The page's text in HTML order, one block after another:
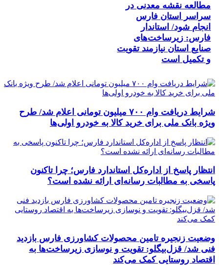
مطالعه نقشه معدنی در
سراسر استان فارس
انجام شود/ استاندار
فارس: زیرساخت‌های
صنایع استان نیازمند تقویت
و تکمیل است
شرایط دریافت وام ۷۰۰ میلیون تومانی اعلام شد/ طرح
ویژه بانک ملی برای خرید کالا به خودرو اولی‌ها
انتظار پاسخ از اداره‌کل استاندارد فارس؛ چرا تاکنون
پاسخی به مطالبات رسانه‌ای ارائه نشده است؟
وضعیت زنجیره تامین محصولات کشاورزی فارس بازدید
فنی شد/ قزل‌بیگلو: تقویت و نوسازی زیرساخت‌ها به
اقتصاد روستایی کمک می‌کند